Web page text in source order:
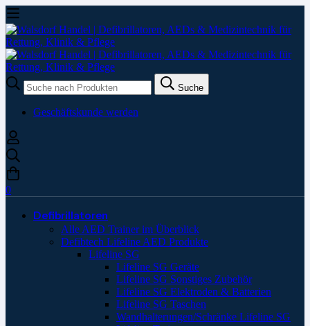
Suche
nach:
Suche
Geschäftskunde werden
0
Defibrillatoren
Alle AED Trainer im Überblick
Defibtech Lifeline AED Produkte
Lifeline SG
Lifeline SG Geräte
Lifeline SG Sonstiges Zubehör
Lifeline SG Elektroden & Batterien
Lifeline SG Taschen
Wandhalterungen/Schränke Lifeline SG